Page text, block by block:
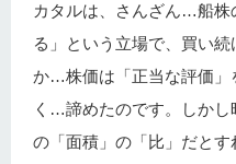
カタルは、さんざん…船株
る」という立場で、買い
か…株価は「正当な評価」
く…諦めたのです。しか
の「面積」の「比」だと